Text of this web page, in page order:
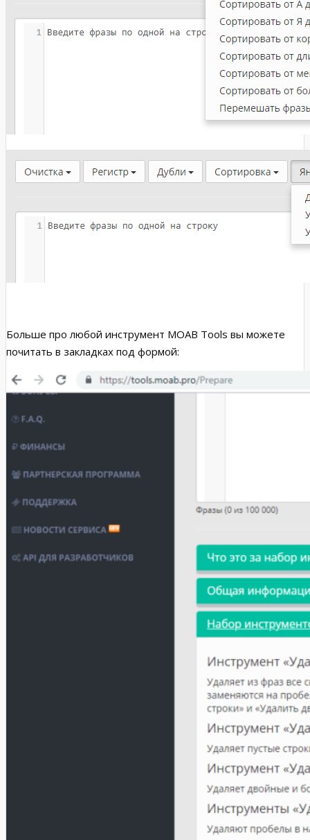
Больше про любой инструмент MOAB Tools вы можете
почитать в закладках под формой: